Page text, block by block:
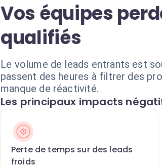
Vos équipes
qualifiés
Le volume de leads entrants est
passent des heures à filtrer des
manque de réactivité.
Les principaux impacts
Perte de temps sur des leads
froids